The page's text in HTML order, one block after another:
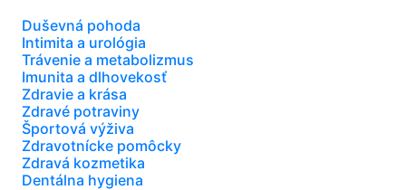
Duševná pohoda
Intimita a urológia
Trávenie a metabolizmus
Imunita a dlhovekosť
Zdravie a krása
Zdravé potraviny
Športová výživa
Zdravotnícke pomôcky
Zdravá kozmetika
Dentálna hygiena